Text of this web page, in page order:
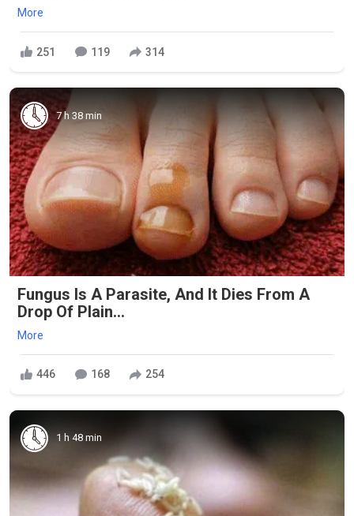
More
251 119 314
7 h 38 min
Fungus Is A Parasite, And It Dies From A
Drop Of Plain...
More
446 168 254
1 h 48 min